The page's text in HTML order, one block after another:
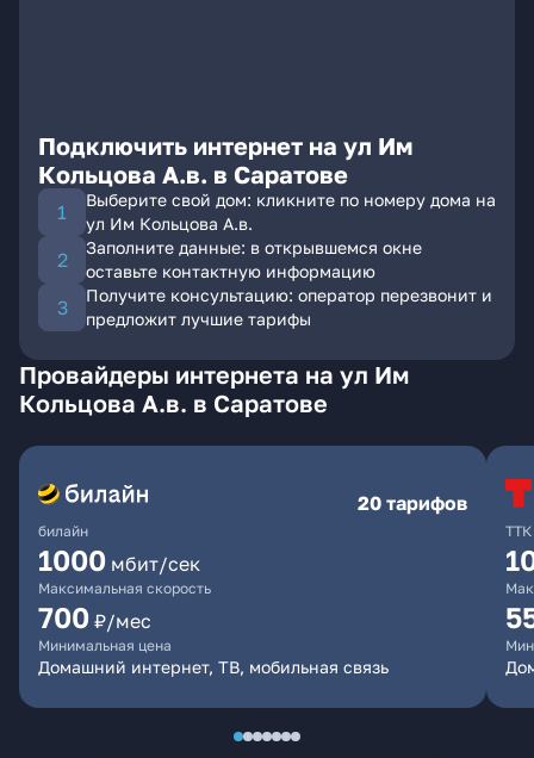
Подключить интернет на ул Им
Кольцова А.в. в Саратове
Выберите свой дом: кликните по номеру дома на
ул Им Кольцова А.в.
Заполните данные: в открывшемся окне
оставьте контактную информацию
Получите консультацию: оператор перезвонит и
предложит лучшие тарифы
Провайдеры интернета на ул Им
Кольцова А.в. в Саратове
билайн
20 тарифов
1000 мбит/сек
Максимальная скорость
700 ₽/мес
Минимальная цена
Домашний интернет, ТВ, мобильная связь
ТТК